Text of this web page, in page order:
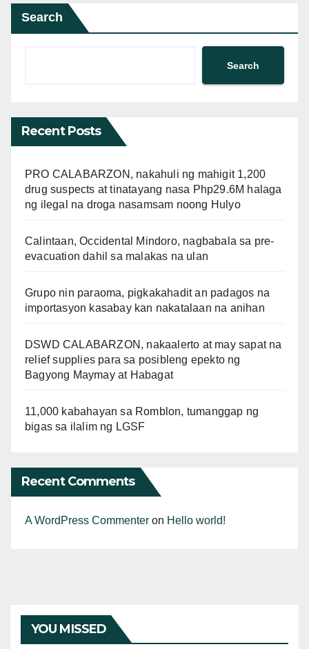
Search
Search
Recent Posts
PRO CALABARZON, nakahuli ng mahigit 1,200
drug suspects at tinatayang nasa Php29.6M halaga
ng ilegal na droga nasamsam noong Hulyo
Calintaan, Occidental Mindoro, nagbabala sa pre-
evacuation dahil sa malakas na ulan
Grupo nin paraoma, pigkakahadit an padagos na
importasyon kasabay kan nakatalaan na anihan
DSWD CALABARZON, nakaalerto at may sapat na
relief supplies para sa posibleng epekto ng
Bagyong Maymay at Habagat
11,000 kabahayan sa Romblon, tumanggap ng
bigas sa ilalim ng LGSF
Recent Comments
A WordPress Commenter on Hello world!
YOU MISSED